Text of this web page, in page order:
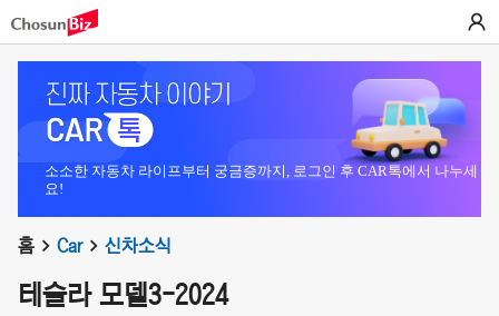
소소한 자동차 라이프부터 궁금증까지, 로그인 후 CAR톡에서 나누세
요!
홈 Car 신차소식
테슬라 모델3-2024